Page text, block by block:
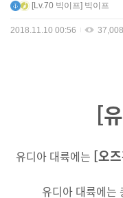
Lv.70 빅이프 빅이프
2018.11.10 00:56 37,008
[
유디아 대륙에는 [오
유디아 대륙에는